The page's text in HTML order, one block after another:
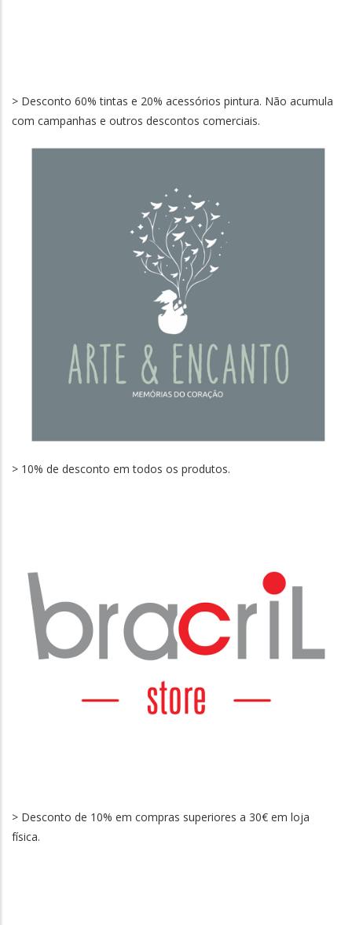
> Desconto 60% tintas e 20% acessórios pintura. Não acumula
com campanhas e outros descontos comerciais.
> 10% de desconto em todos os produtos.
> Desconto de 10% em compras superiores a 30€ em loja
física.